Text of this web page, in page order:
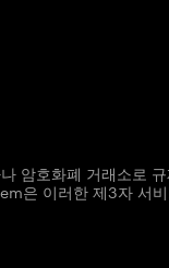
암호화폐 거래소로
은 이러한 제3자 서